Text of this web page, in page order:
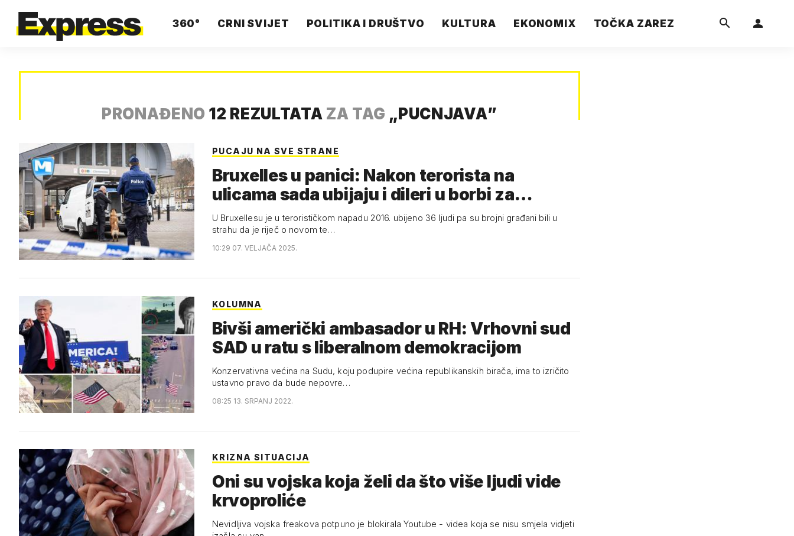
360° CRNI SVIJET POLITIKA I DRUŠTVO KULTURA EKONOMIX TOČKA ZAREZ
PRONAĐENO 12 REZULTATA ZA TAG „PUCNJAVA”
PUCAJU NA SVE STRANE
Bruxelles u panici: Nakon terorista na
ulicama sada ubijaju i dileri u borbi za…
U Bruxellesu je u terorističkom napadu 2016. ubijeno 36 ljudi pa su brojni građani bili u
strahu da je riječ o novom te…
10:29 07. VELJAČA 2025.
KOLUMNA
Bivši američki ambasador u RH: Vrhovni sud
SAD u ratu s liberalnom demokracijom
Konzervativna većina na Sudu, koju podupire većina republikanskih birača, ima to izričito
ustavno pravo da bude nepovre…
08:25 13. SRPANJ 2022.
KRIZNA SITUACIJA
Oni su vojska koja želi da što više ljudi vide
krvoproliće
Nevidljiva vojska freakova potpuno je blokirala Youtube - videa koja se nisu smjela vidjeti